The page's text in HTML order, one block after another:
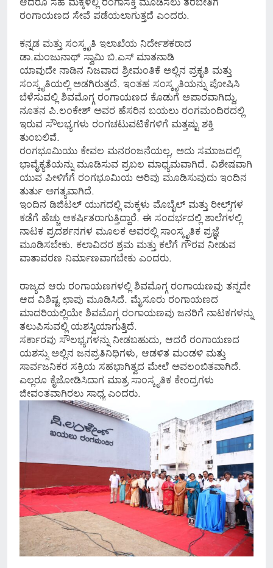
ರಂಗಾಯಣದ ಸೇವೆ ಪಡೆಯಲಾಗುತ್ತದೆ ಎಂದರು.
ಕನ್ನಡ ಮತ್ತು ಸಂಸ್ಕೃತಿ ಇಲಾಖೆಯ ನಿರ್ದೇಶಕರಾದ
ಡಾ.ಮಂಜುನಾಥ್ ಸ್ವಾಮಿ ಬಿ.ಎಸ್ ಮಾತನಾಡಿ
ಯಾವುದೇ ನಾಡಿನ ನಿಜವಾದ ಶ್ರೀಮಂತಿಕೆ ಅಲ್ಲಿನ ಪ್ರಕೃತಿ ಮತ್ತು
ಸಂಸ್ಕೃತಿಯಲ್ಲಿ ಅಡಗಿರುತ್ತದೆ. ಇಂತಹ ಸಂಸ್ಕೃತಿಯನ್ನು ಪೋಷಿಸಿ
ಬೆಳೆಸುವಲ್ಲಿ ಶಿವಮೊಗ್ಗ ರಂಗಾಯಣದ ಕೊಡುಗೆ ಅಪಾರವಾಗಿದ್ದು,
ನೂತನ ಪಿ.ಲಂಕೇಶ್ ಅವರ ಹೆಸರಿನ ಬಯಲು ರಂಗಮಂದಿರದಲ್ಲಿ
ಇರುವ ಸೌಲಭ್ಯಗಳು ರಂಗಚಟುವಟಿಕೆಗಳಿಗೆ ಮತ್ತಷ್ಟು ಶಕ್ತಿ
ತುಂಬಲಿವೆ.
ರಂಗಭೂಮಿಯು ಕೇವಲ ಮನರಂಜನೆಯಲ್ಲ, ಅದು ಸಮಾಜದಲ್ಲಿ
ಭಾವೈಕ್ಯತೆಯನ್ನು ಮೂಡಿಸುವ ಪ್ರಬಲ ಮಾಧ್ಯಮವಾಗಿದೆ. ವಿಶೇಷವಾಗಿ
ಯುವ ಪೀಳಿಗೆಗೆ ರಂಗಭೂಮಿಯ ಅರಿವು ಮೂಡಿಸುವುದು ಇಂದಿನ
ತುರ್ತು ಅಗತ್ಯವಾಗಿದೆ.
ಇಂದಿನ ಡಿಜಿಟಲ್ ಯುಗದಲ್ಲಿ ಮಕ್ಕಳು ಮೊಬೈಲ್ ಮತ್ತು ರೀಲ್ಸ್‌ಗಳ
ಕಡೆಗೆ ಹೆಚ್ಚು ಆಕರ್ಷಿತರಾಗುತ್ತಿದ್ದಾರೆ. ಈ ಸಂದರ್ಭದಲ್ಲಿ ಶಾಲೆಗಳಲ್ಲಿ
ನಾಟಕ ಪ್ರದರ್ಶನಗಳ ಮೂಲಕ ಅವರಲ್ಲಿ ಸಾಂಸ್ಕೃತಿಕ ಪ್ರಜ್ಞೆ
ಮೂಡಿಸಬೇಕು. ಕಲಾವಿದರ ಶ್ರಮ ಮತ್ತು ಕಲೆಗೆ ಗೌರವ ನೀಡುವ
ವಾತಾವರಣ ನಿರ್ಮಾಣವಾಗಬೇಕು ಎಂದರು.
ರಾಜ್ಯದ ಆರು ರಂಗಾಯಣಗಳಲ್ಲಿ ಶಿವಮೊಗ್ಗ ರಂಗಾಯಣವು ತನ್ನದೇ
ಆದ ವಿಶಿಷ್ಟ ಛಾಪು ಮೂಡಿಸಿದೆ. ಮೈಸೂರು ರಂಗಾಯಣದ
ಮಾದರಿಯಲ್ಲಿಯೇ ಶಿವಮೊಗ್ಗ ರಂಗಾಯಣವು ಜನರಿಗೆ ನಾಟಕಗಳನ್ನು
ತಲುಪಿಸುವಲ್ಲಿ ಯಶಸ್ವಿಯಾಗುತ್ತಿದೆ.
ಸರ್ಕಾರವು ಸೌಲಭ್ಯಗಳನ್ನು ನೀಡಬಹುದು, ಆದರೆ ರಂಗಾಯಣದ
ಯಶಸ್ಸು ಅಲ್ಲಿನ ಜನಪ್ರತಿನಿಧಿಗಳು, ಆಡಳಿತ ಮಂಡಳಿ ಮತ್ತು
ಸಾರ್ವಜನಿಕರ ಸಕ್ರಿಯ ಸಹಭಾಗಿತ್ವದ ಮೇಲೆ ಅವಲಂಬಿತವಾಗಿದೆ.
ಎಲ್ಲರೂ ಕೈಜೋಡಿಸಿದಾಗ ಮಾತ್ರ ಸಾಂಸ್ಕೃತಿಕ ಕೇಂದ್ರಗಳು
ಜೀವಂತವಾಗಿರಲು ಸಾಧ್ಯ ಎಂದರು.